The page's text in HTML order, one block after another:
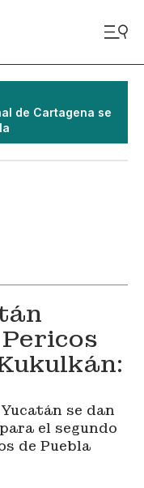
de Cartagena se
se dan
el segundo
de Puebla